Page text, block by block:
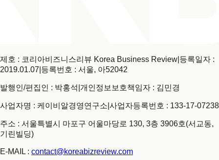
제호 : 코리아비즈니스리뷰 Korea Business Review 등록일자 :
2019.01.07 등록번호 : 서울, 아52042
발행인/편집인 : 박홍석 개인정보보호책임자 : 김민경
사업자명 : 케이비알경영연구소 사업자등록번호 : 133-17-07238
주소 : 서울특별시 마포구 어울마당로 130, 3층 3906호(서교동,
기린빌딩)
E-MAIL : contact@koreabizreview.com